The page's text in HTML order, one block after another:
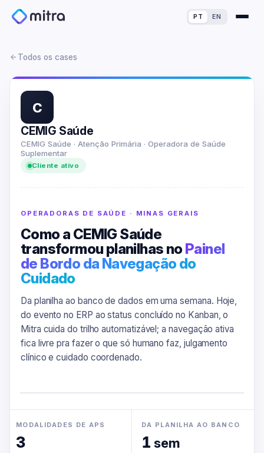
PT EN
Para Experts em Finanças
Para Process Owners
Para Experts em TI
Para Concessionárias
Cases de Sucesso
Diagnóstico de Maturidade
Simulador de Perda
Todos os cases
C
CEMIG Saúde
CEMIG Saúde · Atenção Primária · Operadora de Saúde
Suplementar
Cliente ativo
OPERADORAS DE SAÚDE · MINAS GERAIS
Como a CEMIG Saúde
transformou planilhas no Painel
de Bordo da Navegação do
Cuidado
Da planilha ao banco de dados em uma semana. Hoje,
do evento no ERP ao status concluído no Kanban, o
Mitra cuida do trilho automatizável; a navegação ativa
fica livre pra fazer o que só humano faz, julgamento
clínico e cuidado coordenado.
MODALIDADES DE APS
3
DA PLANILHA AO BANCO
1 sem